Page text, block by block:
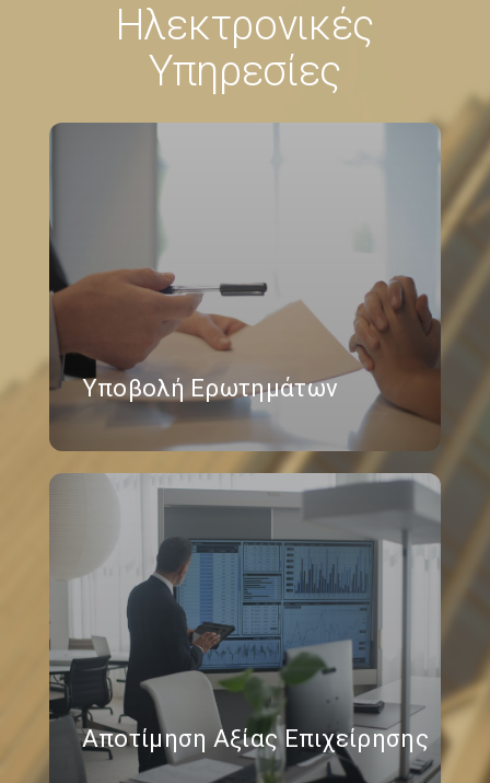
Ηλεκτρονικές
Υπηρεσίες
Υποβολή Ερωτημάτων
Αποτίμηση Αξίας Επιχείρησης